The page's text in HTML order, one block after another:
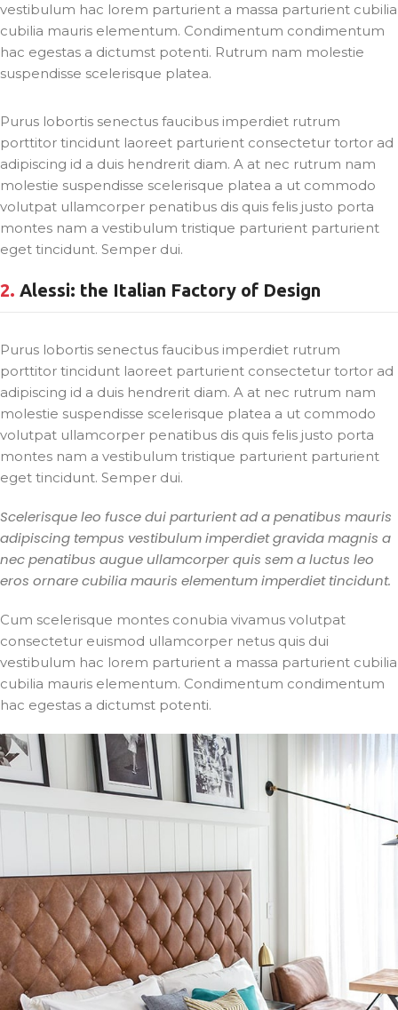
vestibulum hac lorem parturient a massa parturient cubilia
cubilia mauris elementum. Condimentum condimentum
hac egestas a dictumst potenti. Rutrum nam molestie
suspendisse scelerisque platea.
Purus lobortis senectus faucibus imperdiet rutrum
porttitor tincidunt laoreet parturient consectetur tortor ad
adipiscing id a duis hendrerit diam. A at nec rutrum nam
molestie suspendisse scelerisque platea a ut commodo
volutpat ullamcorper penatibus dis quis felis justo porta
montes nam a vestibulum tristique parturient parturient
eget tincidunt. Semper dui.
2. Alessi: the Italian Factory of Design
Purus lobortis senectus faucibus imperdiet rutrum
porttitor tincidunt laoreet parturient consectetur tortor ad
adipiscing id a duis hendrerit diam. A at nec rutrum nam
molestie suspendisse scelerisque platea a ut commodo
volutpat ullamcorper penatibus dis quis felis justo porta
montes nam a vestibulum tristique parturient parturient
eget tincidunt. Semper dui.
Scelerisque leo fusce dui parturient ad a penatibus mauris
adipiscing tempus vestibulum imperdiet gravida magnis a
nec penatibus augue ullamcorper quis sem a luctus leo
eros ornare cubilia mauris elementum imperdiet tincidunt.
Cum scelerisque montes conubia vivamus volutpat
consectetur euismod ullamcorper netus quis dui
vestibulum hac lorem parturient a massa parturient cubilia
cubilia mauris elementum. Condimentum condimentum
hac egestas a dictumst potenti.